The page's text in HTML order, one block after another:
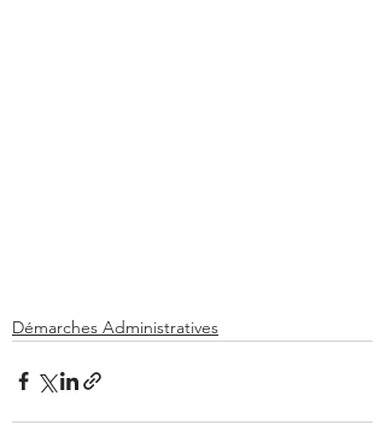
Démarches Administratives